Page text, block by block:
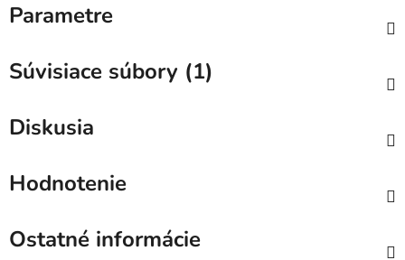
Parametre
Súvisiace súbory (1)
Diskusia
Hodnotenie
Ostatné informácie